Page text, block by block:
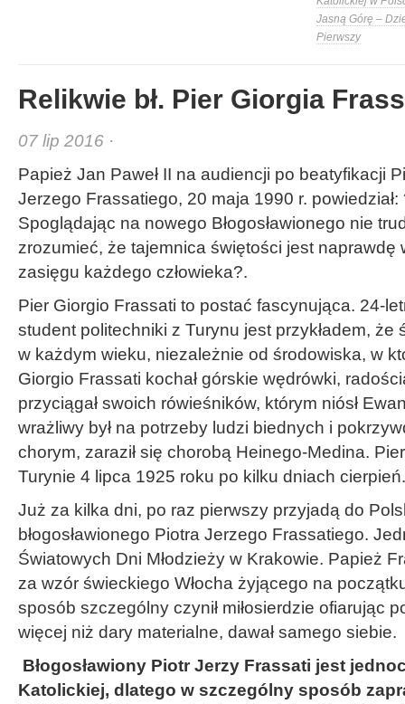
Jasną Górę –
Pierwszy
Relikwie bł. Pier Giorgia
07 lip 2016 ·
Papież Jan Paweł II na audiencji po beatyfikacji
Jerzego Frassatiego, 20 maja 1990 r. powiedział:
Spoglądając na nowego Błogosławionego nie
zrozumieć, że tajemnica świętości jest naprawdę
zasięgu każdego człowieka?.
Pier Giorgio Frassati to postać fascynująca. 24-
student politechniki z Turynu jest przykładem, że
w każdym wieku, niezależnie od środowiska, w
Giorgio Frassati kochał górskie wędrówki,
przyciągał swoich rówieśników, którym niósł
wrażliwy był na potrzeby ludzi biednych i
chorym, zaraził się chorobą Heinego-Medina.
Turynie 4 lipca 1925 roku po kilku dniach cierpień.
Już za kilka dni, po raz pierwszy przyjadą do
błogosławionego Piotra Jerzego Frassatiego.
Światowych Dni Młodzieży w Krakowie. Papież
za wzór świeckiego Włocha żyjącego na
sposób szczególny czynił miłosierdzie ofiarując
więcej niż dary materialne, dawał samego siebie.
Błogosławiony Piotr Jerzy Frassati jest
Katolickiej, dlatego w szczególny sposób